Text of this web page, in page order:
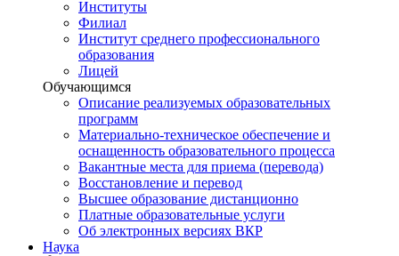
Институты
Филиал
Институт среднего профессионального
образования
Лицей
Обучающимся
Описание реализуемых образовательных
программ
Материально-техническое обеспечение и
оснащенность образовательного процесса
Вакантные места для приема (перевода)
Восстановление и перевод
Высшее образование дистанционно
Платные образовательные услуги
Об электронных версиях ВКР
Наука